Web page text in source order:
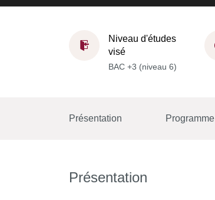
Niveau d'études
visé
BAC +3 (niveau 6)
Présentation Programme
Présentation